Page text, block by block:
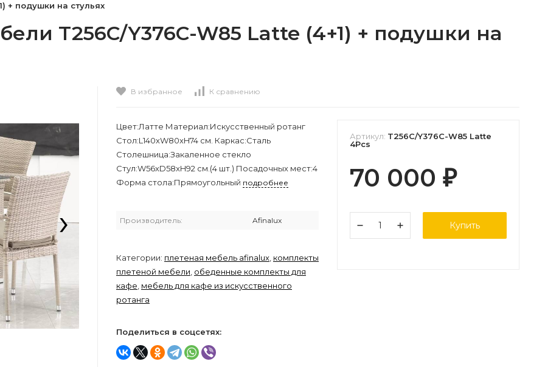
+ подушки на стульях
T256C/Y376C-W85 Latte (4+1) + подушки на
›
В избранное К сравнению
Цвет:Латте Материал:Искусственный ротанг
Стол:L140хW80xH74 см. Каркас:Сталь
Столешница:Закаленное стекло
Стул:W56xD58xH92 см.(4 шт.) Посадочных мест:4
Форма стола:Прямоугольный подробнее
Производитель: Afinalux
Категории: плетеная мебель afinalux комплекты
плетеной мебели обеденные комплекты для
кафе мебель для кафе из искусственного
ротанга
Поделиться в соцсетях:
Артикул: T256C/Y376C-W85 Latte
4Pcs
70 000 ₽
Купить